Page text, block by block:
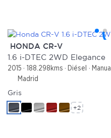
HONDA CR-V
1.6 i-DTEC 2WD Elegance
2015 188.298kms Diésel
Manual
Madrid
Gris
+2